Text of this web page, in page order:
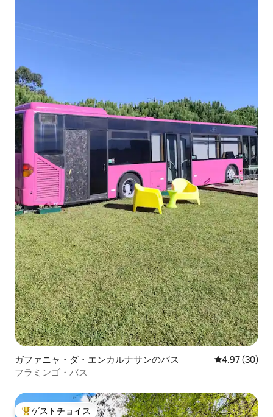
ガファニャ・ダ・エンカルナサンのバス レビュー30
4.97 (30)
フラミンゴ・バス
ゲストチョイス